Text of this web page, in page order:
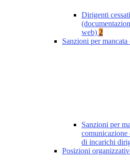
Dirigenti
web) 2
Sanzioni per
Sanzioni per
comunicazione
di incarichi
Posizioni